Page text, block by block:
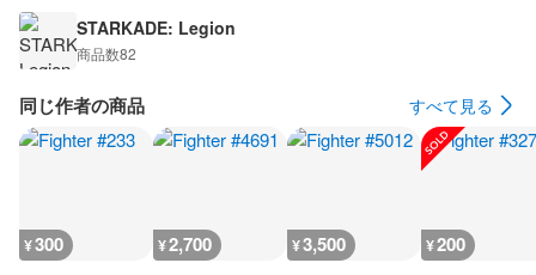
STARKADE: Legion
商品数82
同じ作者の商品 すべて見る
¥300 ¥2,700 ¥3,500 ¥200